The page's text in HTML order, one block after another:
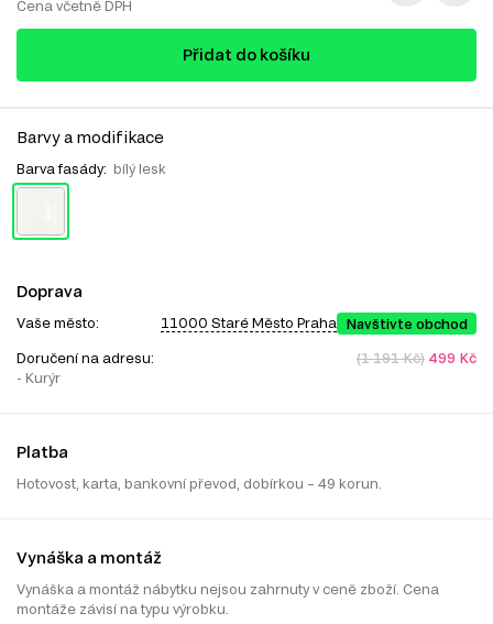
Cena včetně DPH
Přidat do košíku
Barvy a modifikace
Barva fasády: bílý lesk
Doprava
Vaše město: 11000 Staré Město Praha Navštivte obchod
Doručení na adresu:
- Kurýr
(1 191 Kč) 499 Kč
Platba
Hotovost, karta, bankovní převod, dobírkou – 49 korun.
Vynáška a montáž
Vynáška a montáž nábytku nejsou zahrnuty v ceně zboží. Cena
montáže závisí na typu výrobku.